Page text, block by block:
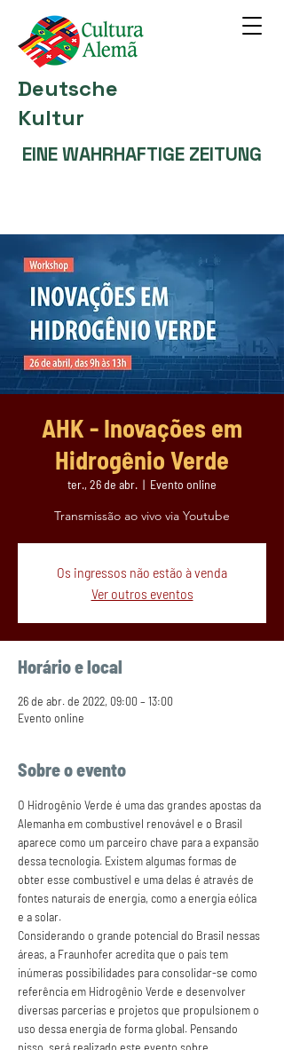
Deutsche
Kultur
EINE WAHRHAFTIGE ZEITUNG
AHK - Inovações em
Hidrogênio Verde
ter., 26 de abr.
  |
Evento online
Transmissão ao vivo via Youtube
Os ingressos não estão à venda
Ver outros eventos
Horário e local
26 de abr. de 2022, 09:00 – 13:00
Evento online
Sobre o evento
O Hidrogênio Verde é uma das grandes apostas da
Alemanha em combustível renovável e o Brasil
aparece como um parceiro chave para a expansão
dessa tecnologia. Existem algumas formas de
obter esse combustível e uma delas é através de
fontes naturais de energia, como a energia eólica
e a solar.
Considerando o grande potencial do Brasil nessas
áreas, a Fraunhofer acredita que o país tem
inúmeras possibilidades para consolidar-se como
referência em Hidrogênio Verde e desenvolver
diversas parcerias e projetos que propulsionem o
uso dessa energia de forma global. Pensando
nisso, será realizado este evento sobre